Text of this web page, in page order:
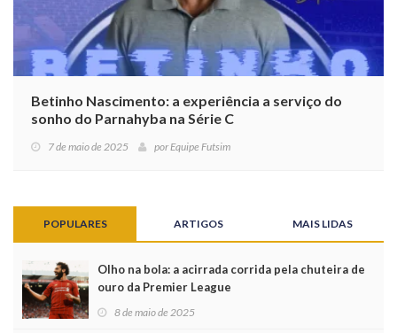
Betinho Nascimento: a experiência a serviço do
sonho do Parnahyba na Série C
7 de maio de 2025 porEquipe Futsim
POPULARES ARTIGOS MAIS LIDAS
Olho na bola: a acirrada corrida pela chuteira de
ouro da Premier League
8 de maio de 2025